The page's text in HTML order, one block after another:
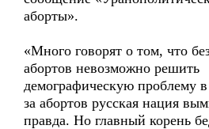
аборты».
«Много говорят о том, что
абортов невозможно решить
демографическую проблему
за абортов русская нация
правда. Но главный корень